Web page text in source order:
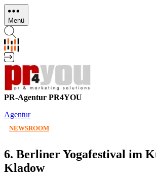
Direkt
zum
Inhalt
Menü
PR-Agentur PR4YOU
Agentur
NEWSROOM
6. Berliner Yogafestival im
Kladow